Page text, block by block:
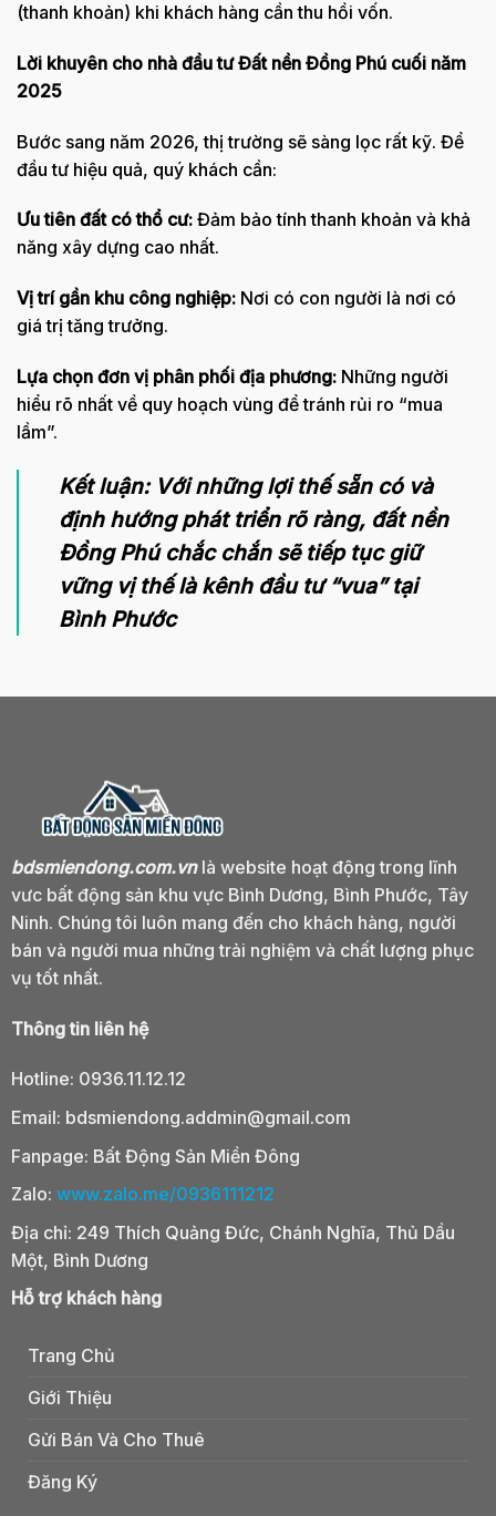
(thanh khoản) khi khách hàng cần thu hồi vốn.
Lời khuyên cho nhà đầu tư Đất nền Đồng Phú cuối năm
2025
Bước sang năm 2026, thị trường sẽ sàng lọc rất kỹ. Để
đầu tư hiệu quả, quý khách cần:
Ưu tiên đất có thổ cư: Đảm bảo tính thanh khoản và khả
năng xây dựng cao nhất.
Vị trí gần khu công nghiệp: Nơi có con người là nơi có
giá trị tăng trưởng.
Lựa chọn đơn vị phân phối địa phương: Những người
hiểu rõ nhất về quy hoạch vùng để tránh rủi ro “mua
lầm”.
Kết luận: Với những lợi thế sẵn có và
định hướng phát triển rõ ràng, đất nền
Đồng Phú chắc chắn sẽ tiếp tục giữ
vững vị thế là kênh đầu tư “vua” tại
Bình Phước
bdsmiendong.com.vnlà website hoạt động trong lĩnh
vưc bất động sản khu vực Bình Dương, Bình Phước, Tây
Ninh. Chúng tôi luôn mang đến cho khách hàng, người
bán và người mua những trải nghiệm và chất lượng phục
vụ tốt nhất.
Thông tin liên hệ
Hotline: 0936.11.12.12
Email: bdsmiendong.addmin@gmail.com
Fanpage: Bất Động Sản Miền Đông
Zalo: www.zalo.me/0936111212
Địa chỉ: 249 Thích Quảng Đức, Chánh Nghĩa, Thủ Dầu
Một, Bình Dương
Hỗ trợ khách hàng
Trang Chủ
Giới Thiệu
Gửi Bán Và Cho Thuê
Đăng Ký